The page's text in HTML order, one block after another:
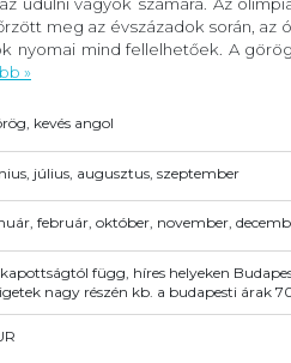
meg az évszázadok során, az
nyomai mind fellelhetőek. A
»
kevés angol
július, augusztus, szeptember
február, október, november,
függ, híres helyeken
nagy részén kb. a budapesti árak